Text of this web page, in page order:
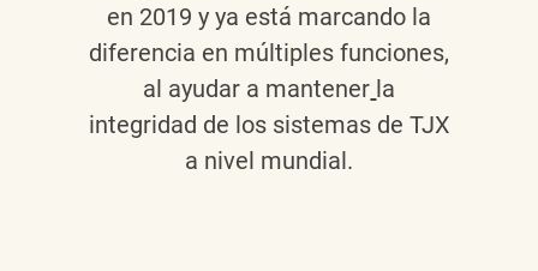
en 2019 y ya está marcando la
diferencia en múltiples funciones,
al ayudar a mantener la
integridad de los sistemas de TJX
a nivel mundial.